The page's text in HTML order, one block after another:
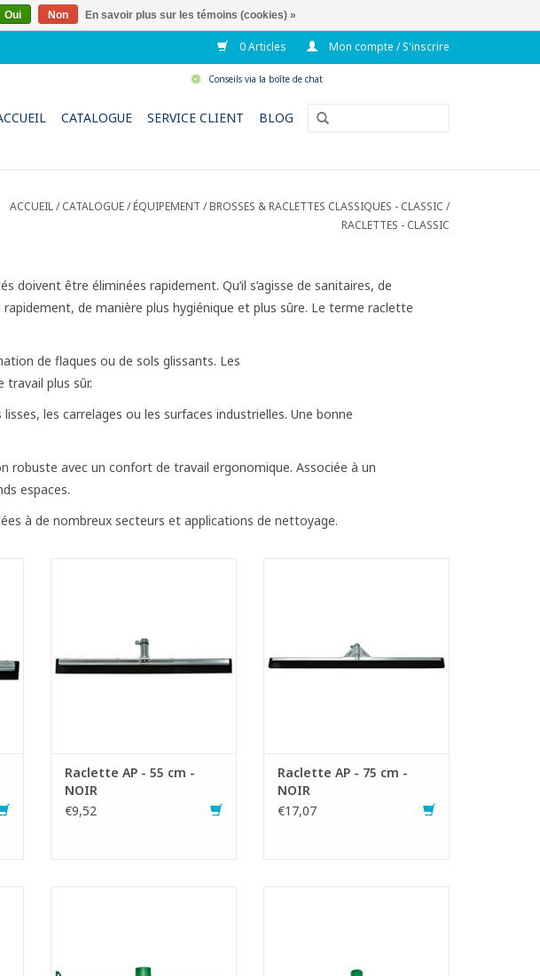
0 Articles Mon compte / S'inscrire
Conseils via la boîte de chat
CATALOGUE SERVICE CLIENT BLOG
ACCUEIL/CATALOGUE/ÉQUIPEMENT /BROSSES & RACLETTES CLASSIQUES - CLASSIC /
RACLETTES - CLASSIC
doivent être éliminées rapidement. Qu’il s’agisse de sanitaires, de
de manière plus hygiénique et plus sûre. Le terme raclette
de flaques ou de sols glissants. Les
plus sûr.
les carrelages ou les surfaces industrielles. Une bonne
avec un confort de travail ergonomique. Associée à un
espaces.
à de nombreux secteurs et applications de nettoyage.
offre aussi une solidité
supérieure.
- Mousse en caoutchouc 100%
Raclette AP - 55 cm -
NOIR
€9,52
supérieure.
- Mousse en caoutchouc 100%
Raclette AP - 75 cm -
NOIR
€17,07
- Caoutchouc naturel et souple.
- Caoutchouc naturel et souple.
Oui Non En savoir plus sur les témoins (cookies) »